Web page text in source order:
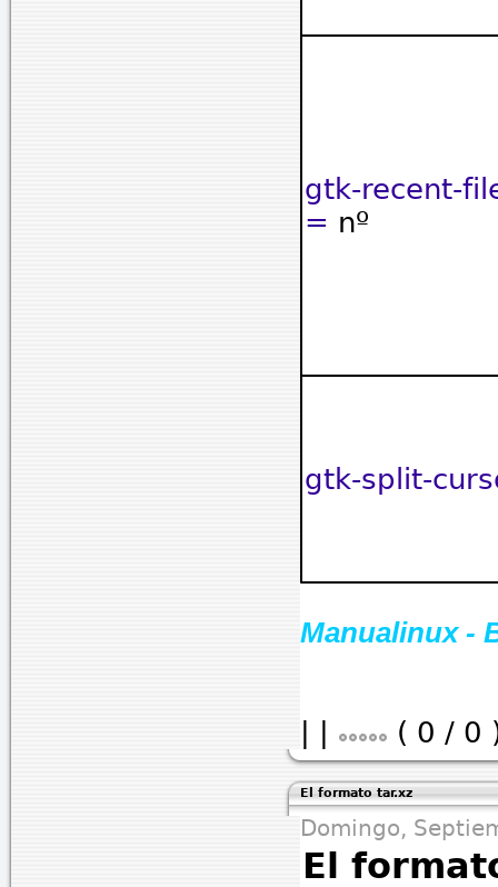
gtk-recent-
= nº
gtk-split-
Manualinux -
( 0 / 0
El formato tar.xz
Domingo,
El